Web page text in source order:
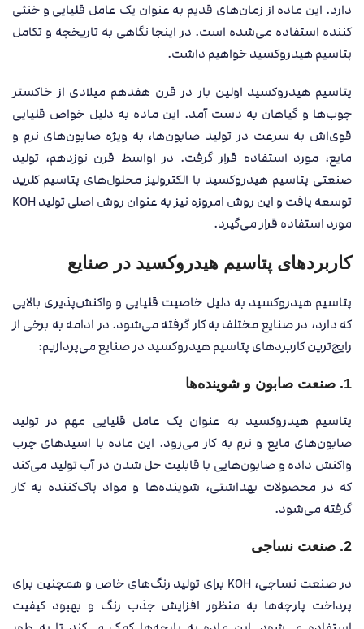
دارد. این ماده از زمان‌های قدیم به عنوان یک عامل قلیایی و خنثی
کننده استفاده می‌شده است. در اینجا نگاهی به تاریخچه و تکامل
پتاسیم هیدروکسید خواهیم داشت.
پتاسیم هیدروکسید اولین بار در قرن هفدهم میلادی از خاکستر
چوب‌ها و گیاهان به دست آمد. این ماده به دلیل خواص قلیایی
قوی‌اش به سرعت در تولید صابون‌ها، به ویژه صابون‌های نرم و
مایع، مورد استفاده قرار گرفت. در اواسط قرن نوزدهم، تولید
صنعتی پتاسیم هیدروکسید با الکترولیز محلول‌های پتاسیم کلرید
توسعه یافت و این روش امروزه نیز به عنوان روش اصلی تولید KOH
مورد استفاده قرار می‌گیرد.
کاربردهای پتاسیم هیدروکسید در صنایع
پتاسیم هیدروکسید به دلیل خاصیت قلیایی و واکنش‌پذیری بالایی
که دارد، در صنایع مختلف به کار گرفته می‌شود. در ادامه به برخی از
رایج‌ترین کاربردهای پتاسیم هیدروکسید در صنایع می‌پردازیم:
1. صنعت صابون و شوینده‌ها
پتاسیم هیدروکسید به عنوان یک عامل قلیایی مهم در تولید
صابون‌های مایع و نرم به کار می‌رود. این ماده با اسیدهای چرب
واکنش داده و صابون‌هایی با قابلیت حل شدن در آب تولید می‌کند
که در محصولات بهداشتی، شوینده‌ها و مواد پاک‌کننده به کار
گرفته می‌شود.
2. صنعت نساجی
در صنعت نساجی، KOH برای تولید رنگ‌های خاص و همچنین برای
پرداخت پارچه‌ها به منظور افزایش جذب رنگ و بهبود کیفیت